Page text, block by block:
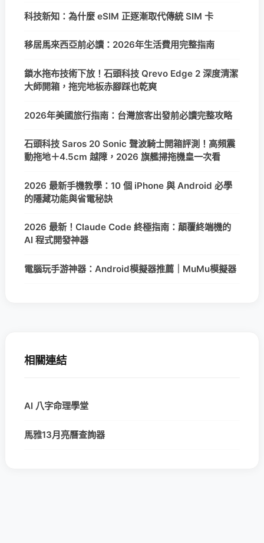
科技新知：為什麼 eSIM 正逐漸取代傳統 SIM 卡
移居馬來西亞前必讀：2026年生活費用完整指南
鎖水拖布技術下放！石頭科技 Qrevo Edge 2 深度清潔
大師開箱，拖完地板赤腳踩也乾爽
2026年美國旅行指南：台灣旅客出發前必讀完整攻略
石頭科技 Saros 20 Sonic 聲波騎士開箱評測！高頻震
動拖地＋4.5cm 越障，2026 旗艦掃拖機皇一次看
2026 最新手機教學：10 個 iPhone 與 Android 必學
的隱藏功能與省電秘訣
2026 最新！Claude Code 終極指南：顛覆終端機的
AI 程式開發神器
電腦玩手游神器：Android模擬器推薦｜MuMu模擬器
相關連結
AI 八字命理學堂
馬雅13月亮曆查詢器